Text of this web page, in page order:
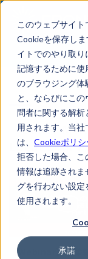
このウェブサイ
Cookieを保存し
イトでのやり取
記憶するために使
のブラウジング体
と、ならびにこ
問者に関する解
用されます。当
は、 Cookieポリシ
拒否した場合、こ
情報は追跡されま
グを行わない設
使用されます。
承諾
LegalTech AI Top
「Baker
Legal Link
【Webinar】政策